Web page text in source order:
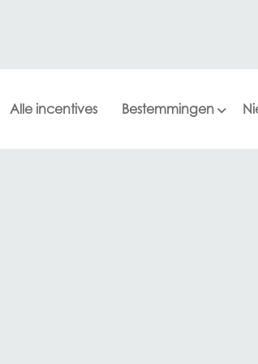
Alle incentives Bestemmingen
Bekijk foto's